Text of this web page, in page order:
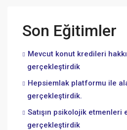
Son Eğitimler
Mevcut konut kredileri
gerçekleştirdik
Hepsiemlak platformu ile
gerçekleştirdik.
Satışın psikolojik etmenleri
gerçekleştirdik